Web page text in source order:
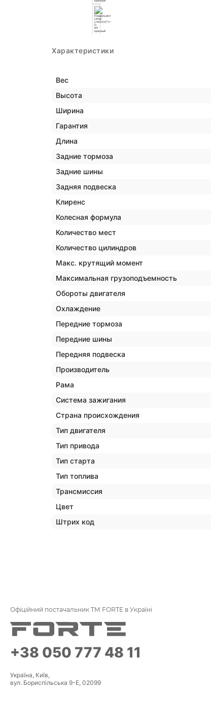
Характеристики
Вес
Высота
Ширина
Гарантия
Длина
Задние тормоза
Задние шины
Задняя подвеска
Клиренс
Колесная формула
Количество мест
Количество цилиндров
Макс. крутящий момент
Максимальная грузоподъемность
Обороты двигателя
Охлаждение
Передние тормоза
Передние шины
Передняя подвеска
Производитель
Рама
Система зажигания
Страна происхождения
Тип двигателя
Тип привода
Тип старта
Тип топлива
Трансмиссия
Цвет
Штрих код
Офіційний постачальник ТМ FORTE в Україні
+38 050 777 48 11
Україна, Київ,
вул. Бориспільська 9-Е, 02099